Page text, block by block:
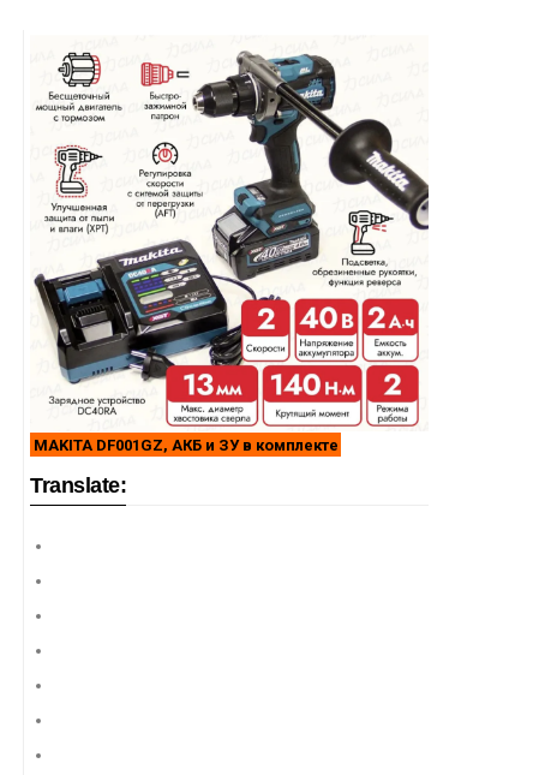
MAKITA DF001GZ, АКБ и ЗУ в комплекте
Translate: